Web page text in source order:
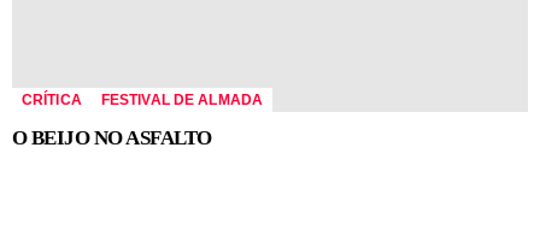
CRÍTICA FESTIVAL DE ALMADA
O BEIJO NO ASFALTO